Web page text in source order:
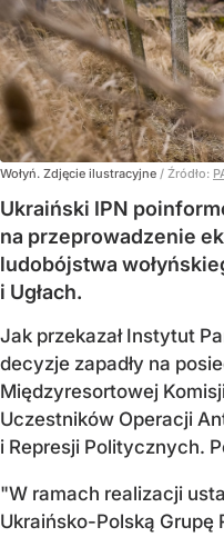
Wołyń. Zdjęcie ilustracyjne / Źródło:
Ukraiński IPN
na przeprowadzenie
ludobójstwa
i Ugłach.
Jak przekazał Instytut
decyzje zapadły na
Międzyresortowej
Uczestników Operacji
i Represji Politycznych.
"W ramach realizacji
Ukraińsko-Polską Grupę